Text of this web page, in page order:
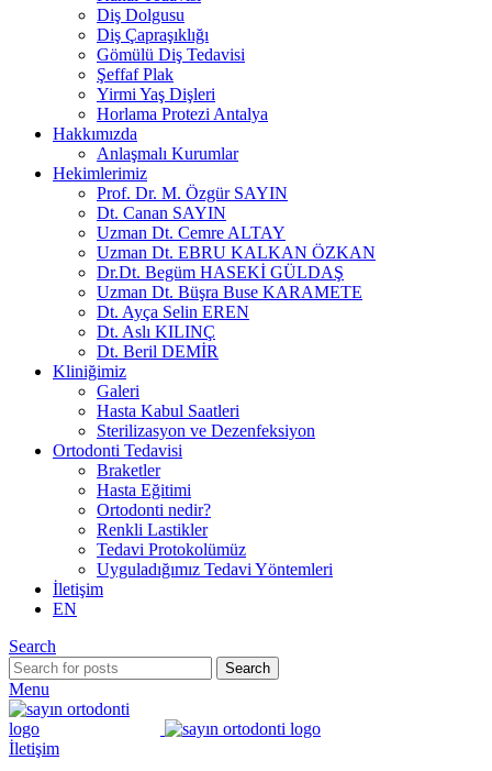
Diş Dolgusu
Diş Çapraşıklığı
Gömülü Diş Tedavisi
Şeffaf Plak
Yirmi Yaş Dişleri
Horlama Protezi Antalya
Hakkımızda
Anlaşmalı Kurumlar
Hekimlerimiz
Prof. Dr. M. Özgür SAYIN
Dt. Canan SAYIN
Uzman Dt. Cemre ALTAY
Uzman Dt. EBRU KALKAN ÖZKAN
Dr.Dt. Begüm HASEKİ GÜLDAŞ
Uzman Dt. Büşra Buse KARAMETE
Dt. Ayça Selin EREN
Dt. Aslı KILINÇ
Dt. Beril DEMİR
Kliniğimiz
Galeri
Hasta Kabul Saatleri
Sterilizasyon ve Dezenfeksiyon
Ortodonti Tedavisi
Braketler
Hasta Eğitimi
Ortodonti nedir?
Renkli Lastikler
Tedavi Protokolümüz
Uyguladığımız Tedavi Yöntemleri
İletişim
EN
Search
Search
Menu
İletişim